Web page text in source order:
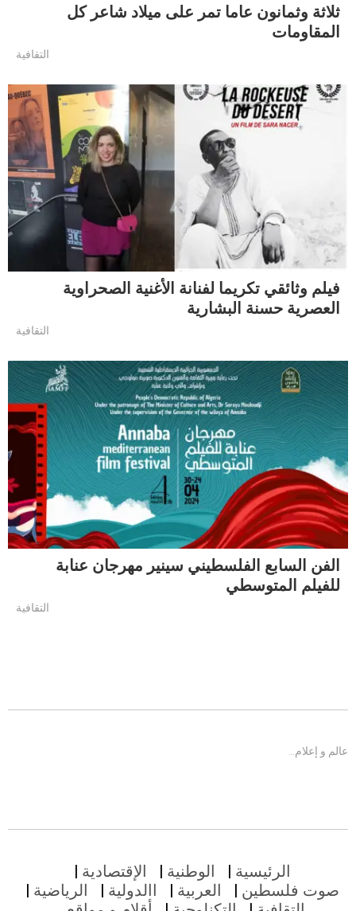
ثلاثة وثمانون عاما تمر على ميلاد شاعر كل
المقاومات
التقافية
فيلم وثائقي تكريما لفنانة الأغنية الصحراوية
العصرية حسنة البشارية
التقافية
الفن السابع الفلسطيني سينير مهرجان عنابة
للفيلم المتوسطي
التقافية
عالم و إعلام…
الرئيسية الوطنية
الإقتصادية
صوت فلسطين
العربية االدولية
الرياضية